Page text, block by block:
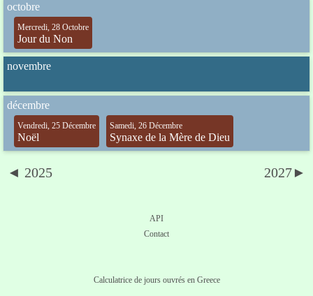
octobre
Mercredi, 28 Octobre
Jour du Non
novembre
décembre
Vendredi, 25 Décembre
Noël
Samedi, 26 Décembre
Synaxe de la Mère de Dieu
◄ 2025 2027►
API
Contact
Calculatrice de jours ouvrés en Greece